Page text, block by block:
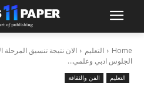
Home التعليم
الجلوس ادبي وعلمي...
التعليم الفن والثقافة